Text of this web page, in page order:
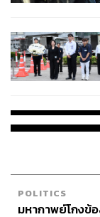
POLITICS
มหากาพย์โกงข้